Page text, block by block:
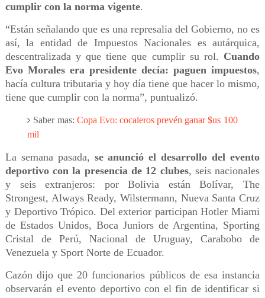
cumplir con la norma vigente.
“Están señalando que es una represalia del Gobierno, no es
así, la entidad de Impuestos Nacionales es autárquica,
descentralizada y que tiene que cumplir su rol. Cuando
Evo Morales era presidente decía: paguen impuestos,
hacía cultura tributaria y hoy día tiene que hacer lo mismo,
tiene que cumplir con la norma”, puntualizó.
Saber mas: Copa Evo: cocaleros prevén ganar $us 100
mil
La semana pasada, se anunció el desarrollo del evento
deportivo con la presencia de 12 clubes, seis nacionales
y seis extranjeros: por Bolivia están Bolívar, The
Strongest, Always Ready, Wilstermann, Nueva Santa Cruz
y Deportivo Trópico. Del exterior participan Hotler Miami
de Estados Unidos, Boca Juniors de Argentina, Sporting
Cristal de Perú, Nacional de Uruguay, Carabobo de
Venezuela y Sport Norte de Ecuador.
Cazón dijo que 20 funcionarios públicos de esa instancia
observarán el evento deportivo con el fin de identificar si